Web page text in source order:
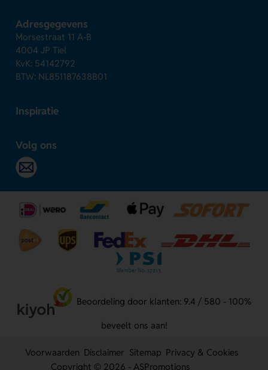
Adresgegevens
Morsestraat 11 A-B
4004 JP Tiel
KvK: 54142792
BTW: NL851187638B01
Inspiratie
Volg ons
Beoordeling door klanten: 9.4 / 580 - 100%
beveelt ons aan!
Voorwaarden Disclaimer Sitemap Privacy & Cookies
Copyright © 2026 - ASPromotions